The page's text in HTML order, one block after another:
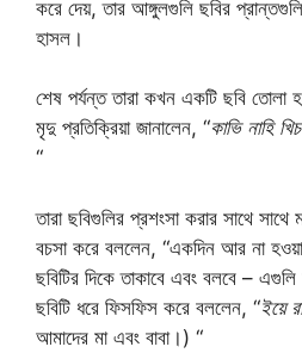
করে দেয়, তার আঙ্গুলগুলি ছবির
হাসল।
শেষ পর্যন্ত তারা কখন একটি ছবি তোলা
মৃদু প্রতিক্রিয়া জানালেন, “কাভি নাহি
“
তারা ছবিগুলির প্রশংসা করার সাথে সাথে
বচসা করে বললেন, “একদিন আর না
ছবিটির দিকে তাকাবে এবং বলবে –
ছবিটি ধরে ফিসফিস করে বললেন, “ইয়ে
আমাদের মা এবং বাবা।) “